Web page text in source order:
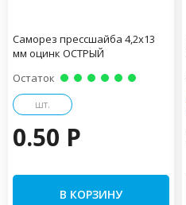
Саморез прессшайба 4,2х13
мм оцинк ОСТРЫЙ
Остаток
шт.
0.50 P
В КОРЗИНУ